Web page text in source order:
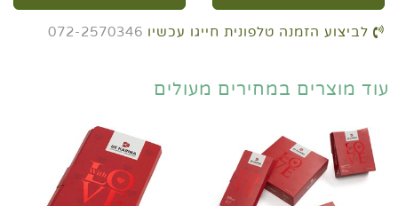
לביצוע הזמנה טלפונית חייגו עכשיו 072-2570346
עוד מוצרים במחירים מעולים